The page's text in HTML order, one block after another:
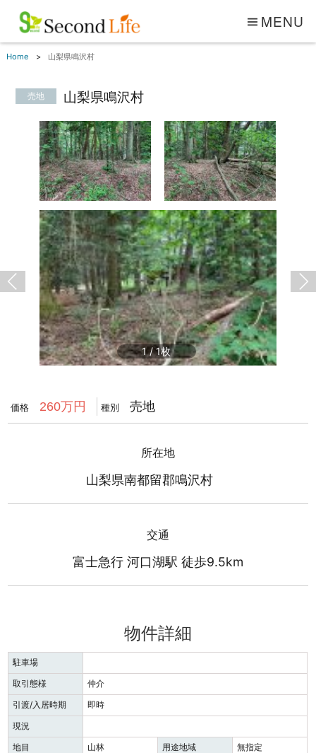
MENU
Home 山梨県鳴沢村
売地 山梨県鳴沢村
1/1
価格 260万円 種別 売地
所在地
山梨県南都留郡鳴沢村
交通
富士急行 河口湖駅 徒歩9.5km
物件詳細
駐車場
取引態様
仲介
引渡/入居時期
即時
現況
地目
山林 用途地域
無指定